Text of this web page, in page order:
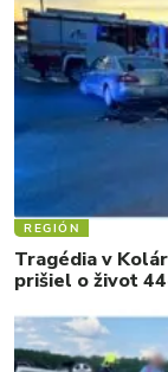
REGIÓN
Tragédia v
prišiel o život